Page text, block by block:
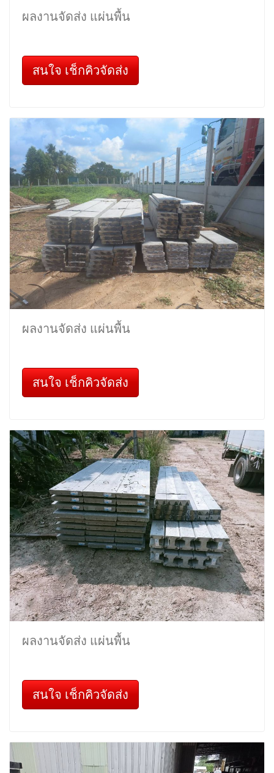
ผลงานจัดส่ง แผ่นพื้น
สนใจ เช็กคิวจัดส่ง
ผลงานจัดส่ง แผ่นพื้น
สนใจ เช็กคิวจัดส่ง
ผลงานจัดส่ง แผ่นพื้น
สนใจ เช็กคิวจัดส่ง